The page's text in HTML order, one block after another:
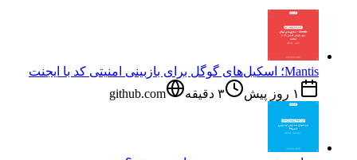
Mantis؛ اسکیل‌های گوگل برای بازبینی امنیتی کد با ایجنت
۱ روز پیش
۳ دقیقه github.com